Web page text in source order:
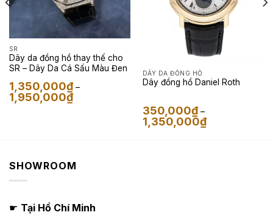
SR
Dây da đồng hồ thay thế cho
SR – Dây Da Cá Sấu Màu Đen
1,350,000₫ –
1,950,000₫Khoảng
giá:
DÂY DA ĐỒNG HỒ
Dây đồng hồ Daniel Roth
350,000₫ –
1,350,000₫Khoảng
giá:
SHOWROOM
☛ Tại Hồ Chí Minh